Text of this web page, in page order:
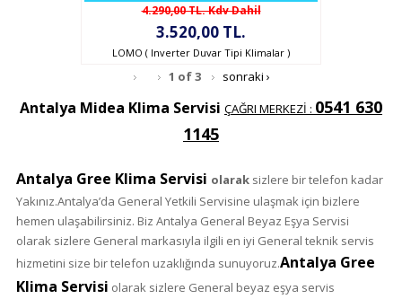
4.290,00 TL. Kdv Dahil
3.520,00 TL.
LOMO ( Inverter Duvar Tipi Klimalar )
1 of 3 sonraki ›
Antalya Midea Klima Servisi ÇAĞRI MERKEZİ : 0541 630
1145
Antalya Gree Klima Servisi olarak sizlere bir telefon kadar
Yakınız.Antalya’da General Yetkili Servisine ulaşmak için bizlere
hemen ulaşabilirsiniz. Biz Antalya General Beyaz Eşya Servisi
olarak sizlere General markasıyla ilgili en iyi General teknik servis
hizmetini size bir telefon uzaklığında sunuyoruz.Antalya Gree
Klima Servisi olarak sizlere General beyaz eşya servis